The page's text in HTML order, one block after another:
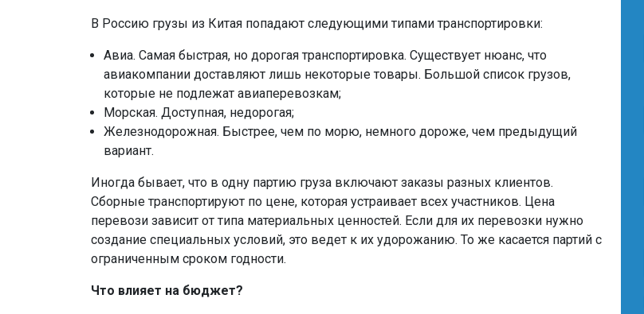
В Россию грузы из Китая попадают следующими типами транспортировки:
Авиа. Самая быстрая, но дорогая транспортировка. Существует нюанс, что
авиакомпании доставляют лишь некоторые товары. Большой список грузов,
которые не подлежат авиаперевозкам;
Морская. Доступная, недорогая;
Железнодорожная. Быстрее, чем по морю, немного дороже, чем предыдущий
вариант.
Иногда бывает, что в одну партию груза включают заказы разных клиентов.
Сборные транспортируют по цене, которая устраивает всех участников. Цена
перевози зависит от типа материальных ценностей. Если для их перевозки нужно
создание специальных условий, это ведет к их удорожанию. То же касается партий с
ограниченным сроком годности.
Что влияет на бюджет?